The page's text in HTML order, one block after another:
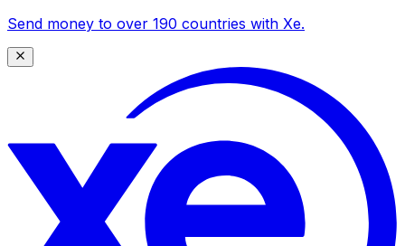
Send money to over 190 countries with Xe.